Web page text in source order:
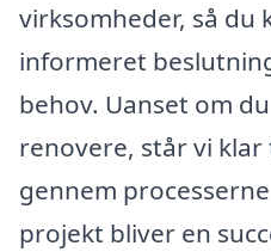
virksomheder, så du
informeret
behov. Uanset om
renovere, står vi
gennem
projekt bliver en